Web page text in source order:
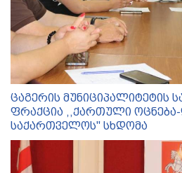
ცაგერის მუნიციპალიტეტის
ფრაქცია ,,ქართული
საქართველოს'' სხდომა